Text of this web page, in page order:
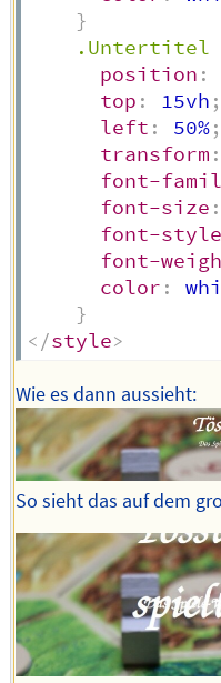
}
.Untertitel
position :
top : 15vh ;
left : 50%;
transform :
font-
font-size :
font-style
font-
color :
}
</style>
Wie es dann aussieht:
So sieht das auf dem